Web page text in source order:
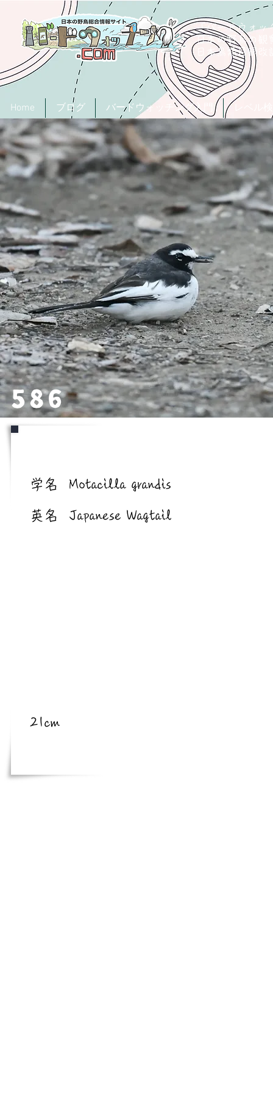
「バードウォッ
日本の野鳥の観
日本鳥類目録
Home ブログ バードウォッチング入門
586
学名 Motacilla grandis
英名 Japanese Wagtail
21cm